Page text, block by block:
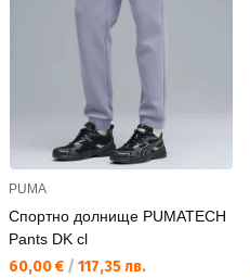
PUMA
Спортно долнище PUMATECH
Pants DK cl
Текуща цена:
60,00 € / 117,35 лв.